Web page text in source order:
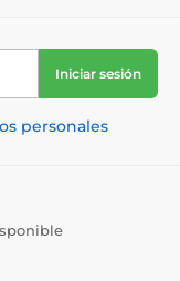
Iniciar sesión
personales